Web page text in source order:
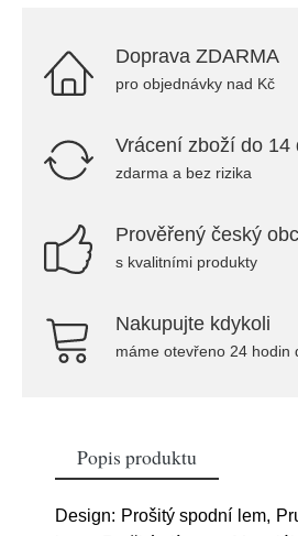
Doprava ZDARMA
pro objednávky nad Kč
Vrácení zboží do 14
zdarma a bez rizika
Prověřený český
s kvalitními produkty
Nakupujte kdykoli
máme otevřeno 24 hodin
Popis produktu
Design: Prošitý spodní lem,